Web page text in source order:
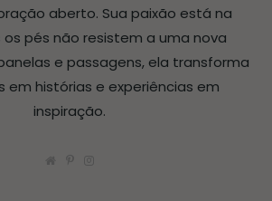
aberto. Sua paixão está na
os pés não resistem a uma nova
e passagens, ela transforma
em histórias e experiências em
inspiração.